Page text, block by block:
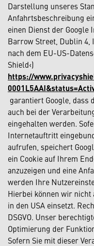
Darstellung unseres
Anfahrtsbeschreibung
einen Dienst der Google
Barrow Street, Dublin
nach dem EU-US-
Shield‹)
https://
garantiert Google, dass
auch bei der
eingehalten werden.
Internetauftritt
aufrufen, speichert
ein Cookie auf Ihrem
anzuzeigen und eine
werden Ihre
Hierbei können wir nicht
in den USA einsetzt.
DSGVO. Unser
Optimierung der
Sofern Sie mit dieser